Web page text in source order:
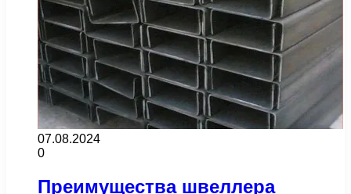
07.08.2024
0
Преимущества швеллера